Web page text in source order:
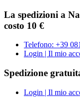
La spedizioni a
costo 10 €
Telefono: +39
Login | Il mio
Spedizione
Login | Il mio